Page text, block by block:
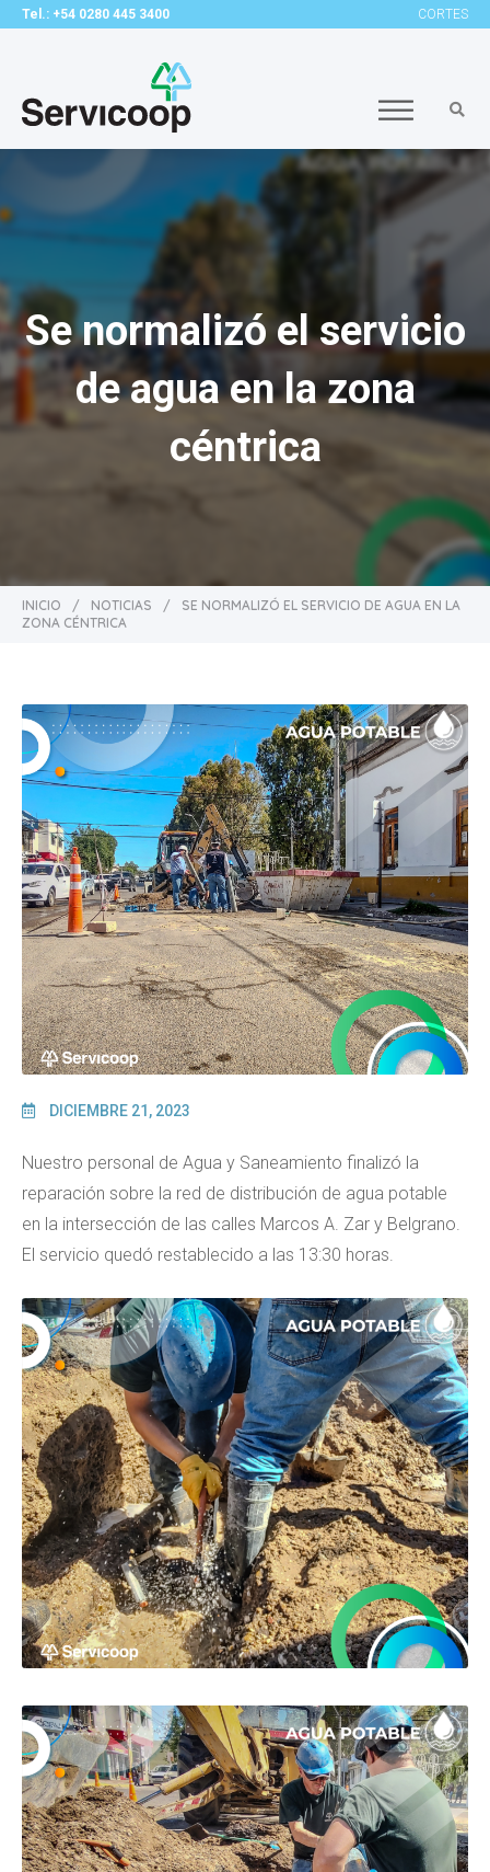
Tel.: +54 0280 445 3400 CORTES
Se normalizó el servicio
de agua en la zona
céntrica
INICIO / NOTICIAS /
SE NORMALIZÓ EL SERVICIO DE AGUA EN LA
ZONA CÉNTRICA
DICIEMBRE 21, 2023
Nuestro personal de Agua y Saneamiento finalizó la
reparación sobre la red de distribución de agua potable
en la intersección de las calles Marcos A. Zar y Belgrano.
El servicio quedó restablecido a las 13:30 horas.